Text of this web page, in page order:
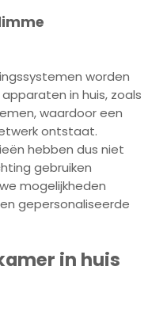
worden
in huis, zoals
waardoor een
ontstaat.
hebben dus niet
gebruiken
mogelijkheden
gepersonaliseerde
in huis